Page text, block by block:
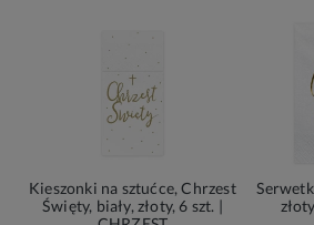
Kieszonki na sztućce, Chrzest
Święty, biały, złoty, 6 szt. |